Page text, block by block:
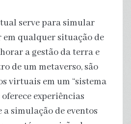
serve para simular
em qualquer situação de
a gestão da terra e
de um metaverso, são
virtuais em um “sistema
experiências
a simulação de eventos